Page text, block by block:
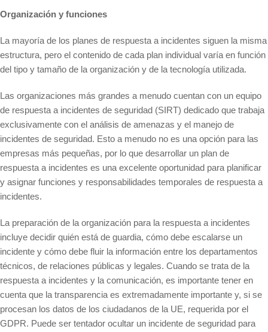
Organización y funciones
La mayoría de los planes de respuesta a incidentes siguen la misma
estructura, pero el contenido de cada plan individual varía en función
del tipo y tamaño de la organización y de la tecnología utilizada.
Las organizaciones más grandes a menudo cuentan con un equipo
de respuesta a incidentes de seguridad (SIRT) dedicado que trabaja
exclusivamente con el análisis de amenazas y el manejo de
incidentes de seguridad. Esto a menudo no es una opción para las
empresas más pequeñas, por lo que desarrollar un plan de
respuesta a incidentes es una excelente oportunidad para planificar
y asignar funciones y responsabilidades temporales de respuesta a
incidentes.
La preparación de la organización para la respuesta a incidentes
incluye decidir quién está de guardia, cómo debe escalarse un
incidente y cómo debe fluir la información entre los departamentos
técnicos, de relaciones públicas y legales. Cuando se trata de la
respuesta a incidentes y la comunicación, es importante tener en
cuenta que la transparencia es extremadamente importante y, si se
procesan los datos de los ciudadanos de la UE, requerida por el
GDPR. Puede ser tentador ocultar un incidente de seguridad para